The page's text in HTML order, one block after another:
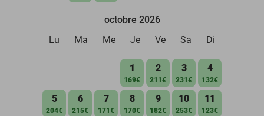
octobre 2026
Lu
Ma Me Je Ve Sa Di
1
169€
2
211€
3
231€
4
132€
5
204€
6
215€
7
171€
8
170€
9
182€
10
253€
11
123€